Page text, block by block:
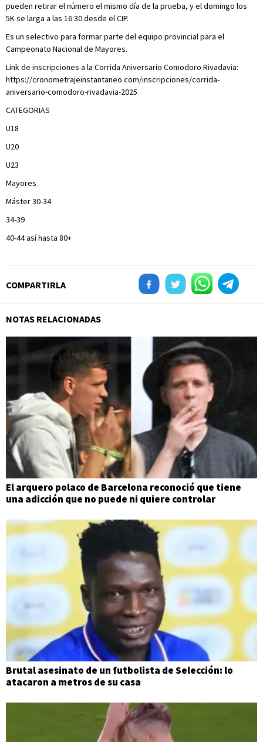
pueden retirar el número el mismo día de la prueba, y el domingo los
5K se larga a las 16:30 desde el CIP.
Es un selectivo para formar parte del equipo provincial para el
Campeonato Nacional de Mayores.
Link de inscripciones a la Corrida Aniversario Comodoro Rivadavia:
https://cronometrajeinstantaneo.com/inscripciones/corrida-
aniversario-comodoro-rivadavia-2025
CATEGORIAS
U18
U20
U23
Mayores
Máster 30-34
34-39
40-44 así hasta 80+
COMPARTIRLA
NOTAS RELACIONADAS
El arquero polaco de Barcelona reconoció que tiene
una adicción que no puede ni quiere controlar
Brutal asesinato de un futbolista de Selección: lo
atacaron a metros de su casa